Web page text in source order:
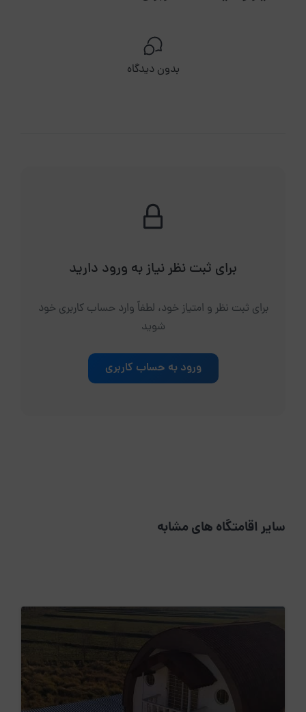
بدون دیدگاه
برای ثبت نظر نیاز به ورود دارید
برای ثبت نظر و امتیاز خود، لطفاً وارد حساب کاربری خود
شوید
ورود به حساب کاربری
سایر اقامتگاه های مشابه